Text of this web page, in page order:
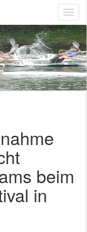
beim
in